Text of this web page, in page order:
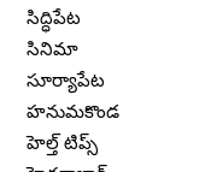
సిద్ధిపేట
సినిమా
సూర్యాపేట
హనుమకొండ
హెల్త్ టిప్స్